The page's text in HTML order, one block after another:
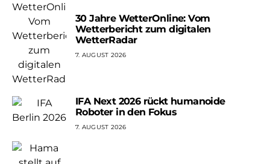
30 Jahre WetterOnline: Vom
Wetterbericht zum digitalen
WetterRadar
7. AUGUST 2026
IFA Next 2026 rückt humanoide
Roboter in den Fokus
7. AUGUST 2026